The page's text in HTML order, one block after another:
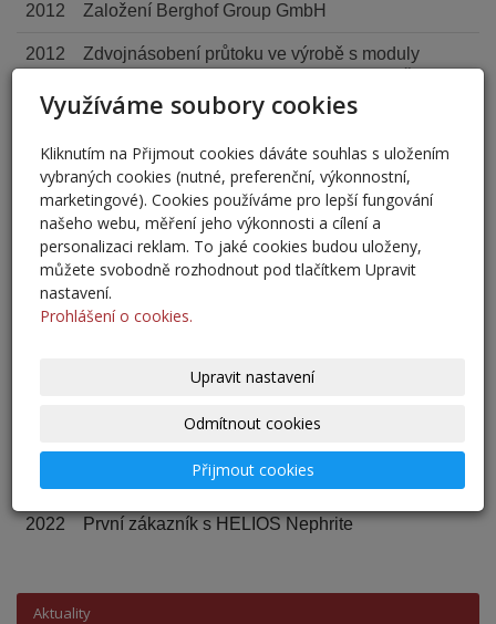
2012 Založení Berghof Group GmbH
2012
Zdvojnásobení průtoku ve výrobě s moduly
2013 Založení Berghof Systems USA Inc
2015
Změna názvu IS Berghof s.r.o. na BERGHOF
SYSTEMS s.r.o.
2016
Návratnost projektu implementace BERGHOF
Adaptive/SRM u zákazníka v ČR 2 měsíce
2019
Naši zákazníci 2N TELEKOMUNIKACE a
Pellenc s.r.o. dosáhli s podporou našeho řešení
SRM-PRO obdrželo certifikaci od Komory
logistických auditorů
Vstup do partnerské sítě HELIOS OPEN
2022 První zákazník s HELIOS Nephrite
Aktuality
Využíváme soubory cookies
Kliknutím na Přijmout cookies dáváte souhlas s uložením
vybraných cookies (nutné, preferenční, výkonnostní,
marketingové). Cookies používáme pro lepší fungování
našeho webu, měření jeho výkonnosti a cílení a
personalizaci reklam. To jaké cookies budou uloženy,
můžete svobodně rozhodnout pod tlačítkem Upravit
nastavení.
Prohlášení o cookies.
Upravit nastavení
Odmítnout cookies
Přijmout cookies